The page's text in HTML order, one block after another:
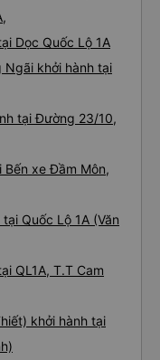
Dọc Quốc Lộ 1A
Ngãi khởi hành tại
tại Đường 23/10,
Bến xe Đầm Môn,
Quốc Lộ 1A (Văn
QL1A, T.T Cam
khởi hành tại